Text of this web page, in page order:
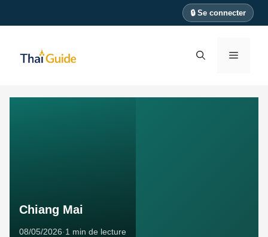
au
🔒 Se connecter
Menu
Chiang Mai
08/05/2026·1 min de lecture